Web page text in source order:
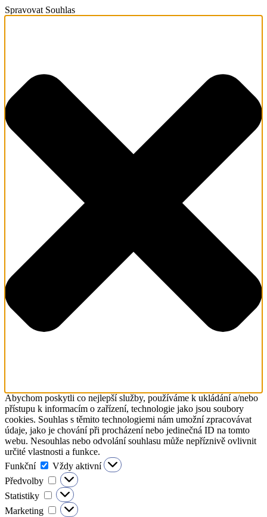
Spravovat Souhlas
Abychom poskytli co nejlepší služby, používáme k ukládání a/nebo
přístupu k informacím o zařízení, technologie jako jsou soubory
cookies. Souhlas s těmito technologiemi nám umožní zpracovávat
údaje, jako je chování při procházení nebo jedinečná ID na tomto
webu. Nesouhlas nebo odvolání souhlasu může nepříznivě ovlivnit
určité vlastnosti a funkce.
Funkční
Funkční
Vždy aktivní
Předvolby
Předvolby
Statistiky
Statistiky
Marketing
Marketing